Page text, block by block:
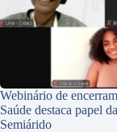
Webinário de
Saúde destaca papel
Semiárido